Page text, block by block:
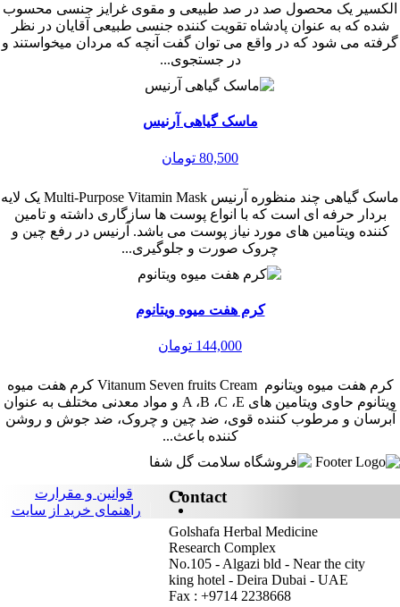
الکسیر یک محصول صد در صد طبیعی و مقوی غرایز جنسی محسوب
شده که به عنوان پادشاه تقویت کننده جنسی طبیعی آقایان در نظر
گرفته می شود که در واقع می توان گفت آنچه که مردان میخواستند و
در جستجوی...
ماسک گیاهی آرنیس
80,500 تومان
ماسک گیاهی چند منظوره آرنیس Multi-Purpose Vitamin Mask یک لایه
بردار حرفه ای است که با انواع پوست ها سازگاری داشته و تامین
کننده ویتامین های مورد نیاز پوست می باشد. آرنیس در رفع چین و
چروک صورت و جلوگیری...
کرم هفت میوه ویتانوم
144,000 تومان
کرم هفت میوه ویتانوم Vitanum Seven fruits Cream كرم هفت ميوه
ویتانوم حاوی ويتامين های A ،B ،C ،E و مواد معدنی مختلف به عنوان
آبرسان و مرطوب كننده قوی، ضد چين و چروک، ضد جوش و روشن
كننده باعث...
Contact
Golshafa Herbal Medicine
Research Complex
No.105 - Algazi bld - Near the city
king hotel - Deira Dubai - UAE
Fax : +9714 2238668
قوانین و مقرارت
راهنمای خرید از سایت